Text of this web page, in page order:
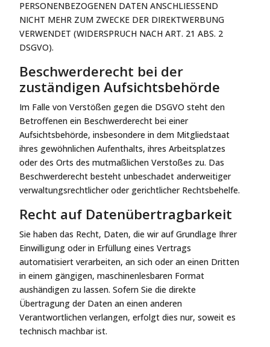
PERSONENBEZOGENEN DATEN ANSCHLIESSEND
NICHT MEHR ZUM ZWECKE DER DIREKTWERBUNG
VERWENDET (WIDERSPRUCH NACH ART. 21 ABS. 2
DSGVO).
Beschwerde­recht bei der
zuständigen Aufsichts­behörde
Im Falle von Verstößen gegen die DSGVO steht den
Betroffenen ein Beschwerderecht bei einer
Aufsichtsbehörde, insbesondere in dem Mitgliedstaat
ihres gewöhnlichen Aufenthalts, ihres Arbeitsplatzes
oder des Orts des mutmaßlichen Verstoßes zu. Das
Beschwerderecht besteht unbeschadet anderweitiger
verwaltungsrechtlicher oder gerichtlicher Rechtsbehelfe.
Recht auf Daten­übertrag­barkeit
Sie haben das Recht, Daten, die wir auf Grundlage Ihrer
Einwilligung oder in Erfüllung eines Vertrags
automatisiert verarbeiten, an sich oder an einen Dritten
in einem gängigen, maschinenlesbaren Format
aushändigen zu lassen. Sofern Sie die direkte
Übertragung der Daten an einen anderen
Verantwortlichen verlangen, erfolgt dies nur, soweit es
technisch machbar ist.